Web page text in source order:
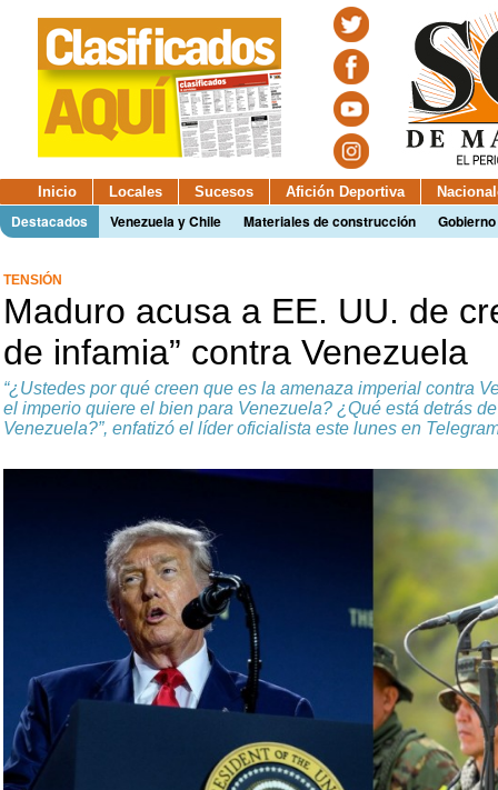
Inicio Locales Sucesos Afición Deportiva
Destacados Venezuela y Chile Materiales de construcción
TENSIÓN
Maduro acusa a EE. UU. de
de infamia” contra Venezuela
“¿Ustedes por qué creen que es la amenaza imperial contra
el imperio quiere el bien para Venezuela? ¿Qué está detrás
Venezuela?”, enfatizó el líder oficialista este lunes en